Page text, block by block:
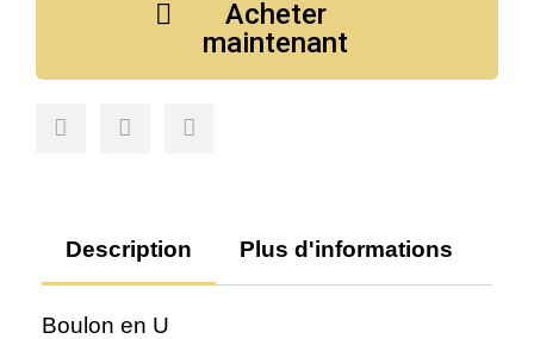
Acheter
maintenant
Description Plus d'informations
Boulon en U